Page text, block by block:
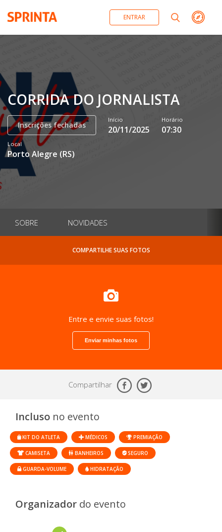
ENTRAR
CORRIDA DO JORNALISTA
Inscrições fechadas
Início
20/11/2025
Horário
07:30
Local
Porto Alegre (RS)
SOBRE NOVIDADES
COMPARTILHE SUAS FOTOS
Entre e envie suas fotos!
Enviar minhas fotos
Compartilhar
Incluso no evento
KIT DO ATLETA MÉDICOS PREMIAÇÃO
CAMISETA BANHEIROS SEGURO
GUARDA-VOLUME HIDRATAÇÃO
Organizador do evento